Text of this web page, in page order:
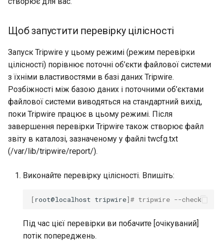
Щоб запустити перевірку цілісності
Запуск Tripwire у цьому режимі (режим перевірки
цілісності) порівнює поточні об’єкти файлової системи
з їхніми властивостями в базі даних Tripwire.
Розбіжності між базою даних і поточними об’єктами
файлової системи виводяться на стандартний вихід,
поки Tripwire працює в цьому режимі. Після
завершення перевірки Tripwire також створює файл
звіту в каталозі, зазначеному у файлі twcfg.txt
(/var/lib/tripwire/report/).
Виконайте перевірку цілісності. Впишіть:
[root@localhost tripwire]# tripwire --check
Під час цієї перевірки ви побачите [очікуваний]
потік попереджень.